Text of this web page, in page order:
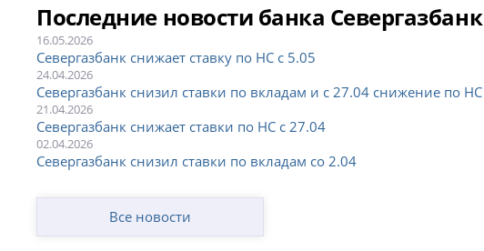
Последние новости банка Севергазбанк
16.05.2026
Севергазбанк снижает ставку по НС с 5.05
24.04.2026
Севергазбанк снизил ставки по вкладам и с 27.04 снижение по НС
21.04.2026
Севергазбанк снижает ставки по НС с 27.04
02.04.2026
Севергазбанк снизил ставки по вкладам со 2.04
Все новости